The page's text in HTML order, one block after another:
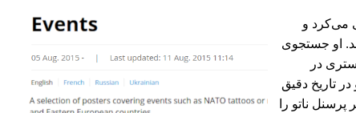
می‌کرد و
او جستجوی
در
تاریخ دقیق
ناتو را